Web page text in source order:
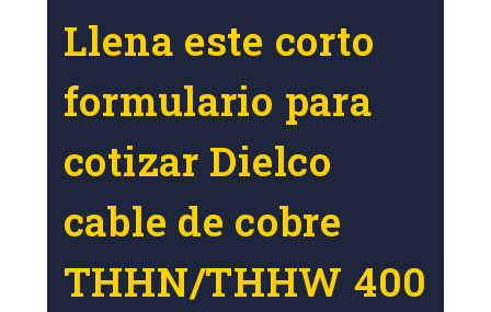
Llena este corto
formulario para
cotizar Dielco
cable de cobre
THHN/THHW 400